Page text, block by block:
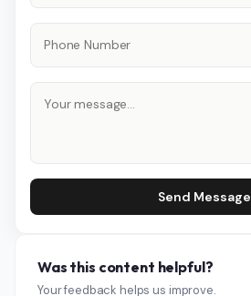
Send Message
Was this content helpful?
Your feedback helps us improve.